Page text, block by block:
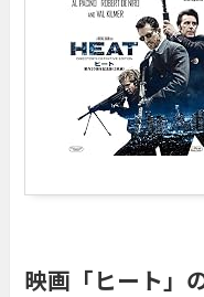
映画「ヒート」